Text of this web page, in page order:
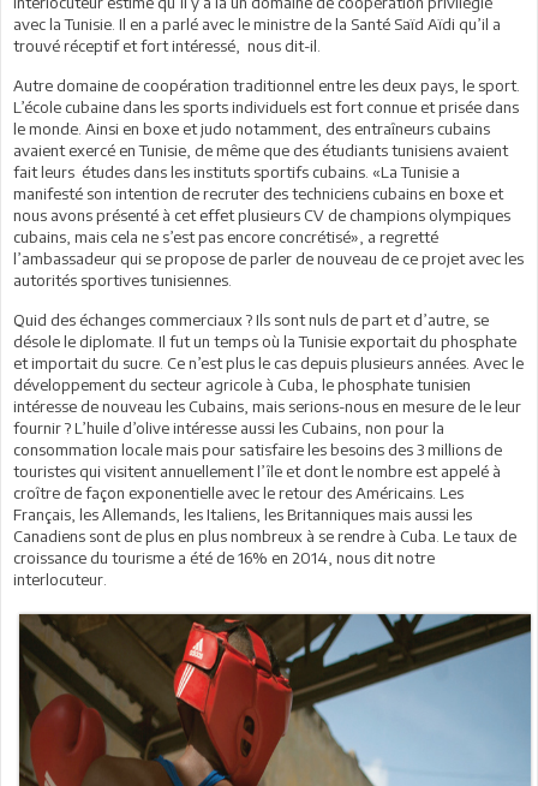
avec la Tunisie. Il en a parlé avec le ministre de la Santé Saïd Aïdi qu’il a
trouvé réceptif et fort intéressé, nous dit-il.
Autre domaine de coopération traditionnel entre les deux pays, le sport.
L’école cubaine dans les sports individuels est fort connue et prisée dans
le monde. Ainsi en boxe et judo notamment, des entraîneurs cubains
avaient exercé en Tunisie, de même que des étudiants tunisiens avaient
fait leurs études dans les instituts sportifs cubains. «La Tunisie a
manifesté son intention de recruter des techniciens cubains en boxe et
nous avons présenté à cet effet plusieurs CV de champions olympiques
cubains, mais cela ne s’est pas encore concrétisé», a regretté
l’ambassadeur qui se propose de parler de nouveau de ce projet avec les
autorités sportives tunisiennes.
Quid des échanges commerciaux ? Ils sont nuls de part et d’autre, se
désole le diplomate. Il fut un temps où la Tunisie exportait du phosphate
et importait du sucre. Ce n’est plus le cas depuis plusieurs années. Avec le
développement du secteur agricole à Cuba, le phosphate tunisien
intéresse de nouveau les Cubains, mais serions-nous en mesure de le leur
fournir ? L’huile d’olive intéresse aussi les Cubains, non pour la
consommation locale mais pour satisfaire les besoins des 3 millions de
touristes qui visitent annuellement l’île et dont le nombre est appelé à
croître de façon exponentielle avec le retour des Américains. Les
Français, les Allemands, les Italiens, les Britanniques mais aussi les
Canadiens sont de plus en plus nombreux à se rendre à Cuba. Le taux de
croissance du tourisme a été de 16% en 2014, nous dit notre
interlocuteur.